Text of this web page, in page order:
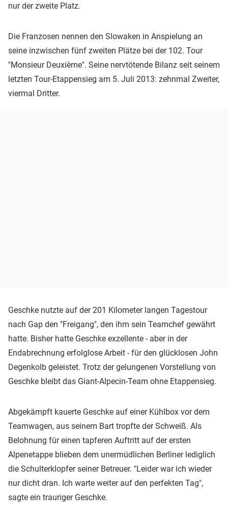
nur der zweite Platz.
Die Franzosen nennen den Slowaken in Anspielung an
seine inzwischen fünf zweiten Plätze bei der 102. Tour
"Monsieur Deuxième". Seine nervtötende Bilanz seit seinem
letzten Tour-Etappensieg am 5. Juli 2013: zehnmal Zweiter,
viermal Dritter.
Geschke nutzte auf der 201 Kilometer langen Tagestour
nach Gap den "Freigang", den ihm sein Teamchef gewährt
hatte. Bisher hatte Geschke exzellente - aber in der
Endabrechnung erfolglose Arbeit - für den glücklosen John
Degenkolb geleistet. Trotz der gelungenen Vorstellung von
Geschke bleibt das Giant-Alpecin-Team ohne Etappensieg.
Abgekämpft kauerte Geschke auf einer Kühlbox vor dem
Teamwagen, aus seinem Bart tropfte der Schweiß. Als
Belohnung für einen tapferen Auftritt auf der ersten
Alpenetappe blieben dem unermüdlichen Berliner lediglich
die Schulterklopfer seiner Betreuer. "Leider war ich wieder
nur dicht dran. Ich warte weiter auf den perfekten Tag",
sagte ein trauriger Geschke.